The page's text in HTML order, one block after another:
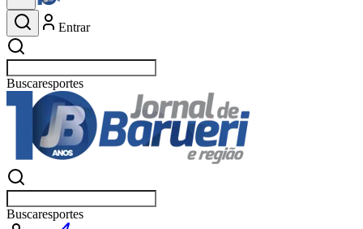
Entrar
Buscarpolítica
Buscarpolítica